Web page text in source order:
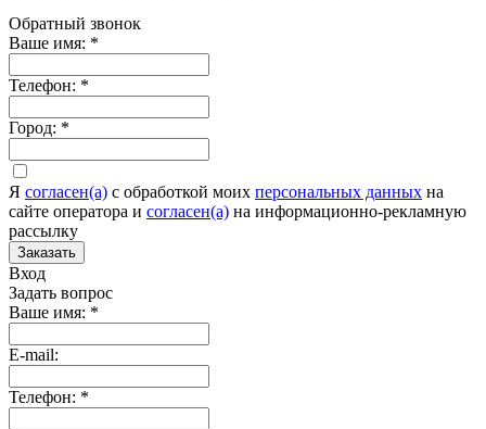
Обратный звонок
Ваше имя: *
Телефон: *
Город: *
Я согласен(а) c обработкой моих персональных данных на
сайте оператора и согласен(а) на информационно-рекламную
рассылку
Заказать
Вход
Задать вопрос
Ваше имя: *
E-mail:
Телефон: *